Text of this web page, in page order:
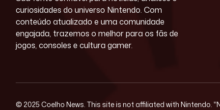
curiosidades do universo Nintendo. Com
conteúdo atualizado e uma comunidade
engajada, trazemos o melhor para os fãs de
jogos, consoles e cultura gamer.
© 2025 Coelho News. This site is not affiliated with Nintendo.